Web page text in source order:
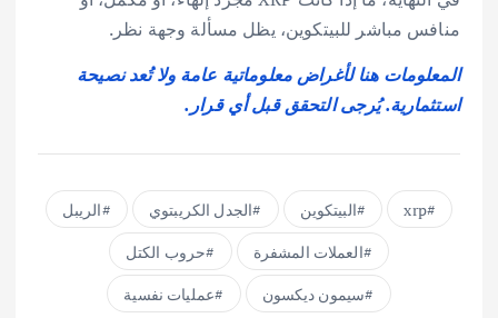
منافس مباشر للبيتكوين، يظل مسألة وجهة نظر.
المعلومات هنا لأغراض معلوماتية عامة ولا تُعد نصيحة
استثمارية. يُرجى التحقق قبل أي قرار.
xrp البيتكوين الجدل الكريبتوي
الريبل
العملات المشفرة
حروب الكتل
سيمون ديكسون
عمليات نفسية